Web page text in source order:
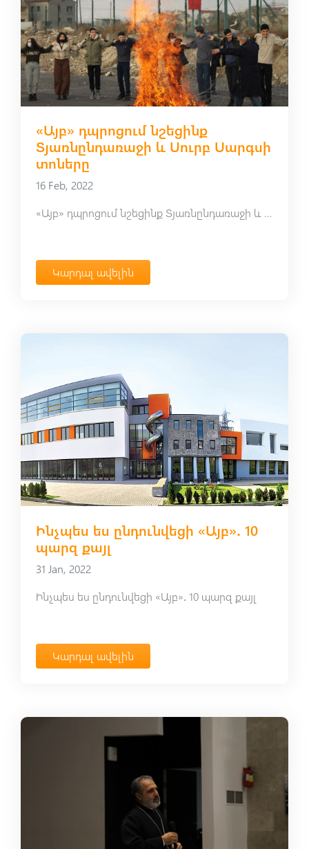
«Այբ» դպրոցում նշեցինք
Տյառնընդառաջի և Սուրբ Սարգսի
տոները
16 Feb, 2022
«Այբ» դպրոցում նշեցինք Տյառնընդառաջի և Սուրբ Սարգսի տոները
Կարդալ ավելին
Ինչպես ես ընդունվեցի «Այբ»․ 10
պարզ քայլ
31 Jan, 2022
Ինչպես ես ընդունվեցի «Այբ»․ 10 պարզ քայլ
Կարդալ ավելին